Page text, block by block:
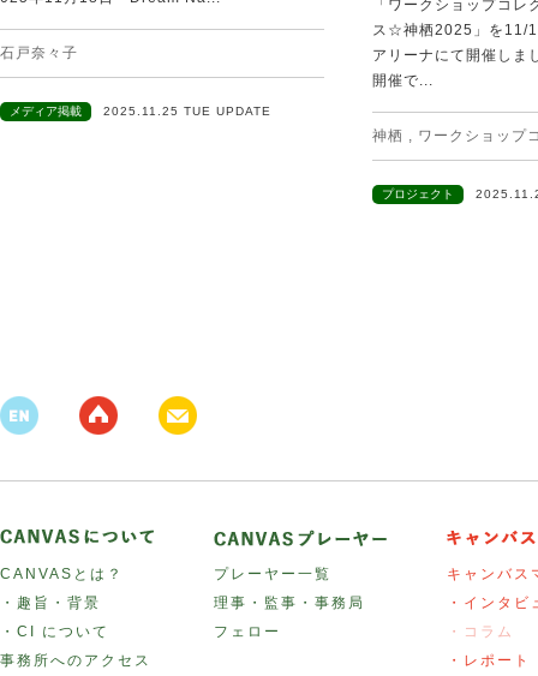
石戸奈々子
メディア掲載 2025.11.25 TUE UPDATE
「ワークショップコ
ス☆神栖2025」を11/
アリーナにて開催しま
開催で...
神栖 , ワークショップ
プロジェクト
CANVASとは？
・趣旨・背景
・CI について
事務所へのアクセス
プレーヤー一覧
理事・監事・事務局
フェロー
キャンバス
・インタビ
・コラム
・レポート